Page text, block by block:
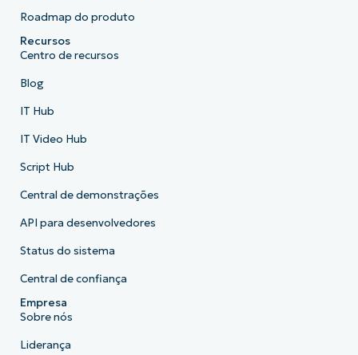
Roadmap do produto
Recursos
Centro de recursos
Blog
IT Hub
IT Video Hub
Script Hub
Central de demonstrações
API para desenvolvedores
Status do sistema
Central de confiança
Empresa
Sobre nós
Liderança